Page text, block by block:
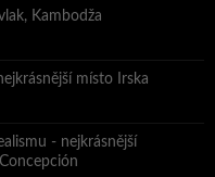
Kambodža
místo Irska
- nejkrásnější